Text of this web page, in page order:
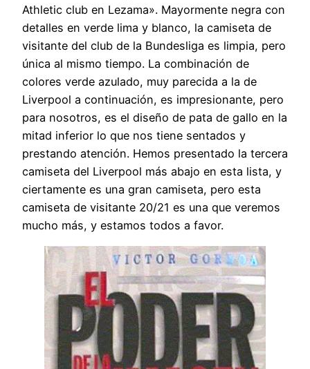
Athletic club en Lezama». Mayormente negra con
detalles en verde lima y blanco, la camiseta de
visitante del club de la Bundesliga es limpia, pero
única al mismo tiempo. La combinación de
colores verde azulado, muy parecida a la de
Liverpool a continuación, es impresionante, pero
para nosotros, es el diseño de pata de gallo en la
mitad inferior lo que nos tiene sentados y
prestando atención. Hemos presentado la tercera
camiseta del Liverpool más abajo en esta lista, y
ciertamente es una gran camiseta, pero esta
camiseta de visitante 20/21 es una que veremos
mucho más, y estamos todos a favor.